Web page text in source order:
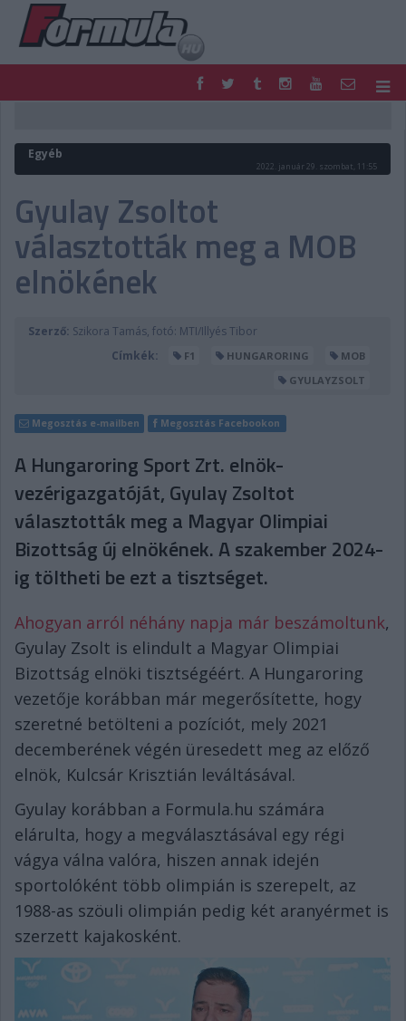
FORMULA
MOTOR
PODCAST
SHOP
DIGITÁLIS MAGAZIN
PONTÁLLÁSOK
VERSENYNAPTÁRAK
Egyéb
2022. január 29. szombat, 11:55
Gyulay Zsoltot
választották meg a MOB
elnökének
Szerző: Szikora Tamás, fotó: MTI/Illyés Tibor
Címkék:
F1 HUNGARORING
MOB
GYULAYZSOLT
Megosztás e-mailben Megosztás Facebookon
A Hungaroring Sport Zrt. elnök-
vezérigazgatóját, Gyulay Zsoltot
választották meg a Magyar Olimpiai
Bizottság új elnökének. A szakember 2024-
ig töltheti be ezt a tisztséget.
Ahogyan arról néhány napja már beszámoltunk,
Gyulay Zsolt is elindult a Magyar Olimpiai
Bizottság elnöki tisztségéért. A Hungaroring
vezetője korábban már megerősítette, hogy
szeretné betölteni a pozíciót, mely 2021
decemberének végén üresedett meg az előző
elnök, Kulcsár Krisztián leváltásával.
Gyulay korábban a Formula.hu számára
elárulta, hogy a megválasztásával egy régi
vágya válna valóra, hiszen annak idején
sportolóként több olimpián is szerepelt, az
1988-as szöuli olimpián pedig két aranyérmet is
szerzett kajakosként.